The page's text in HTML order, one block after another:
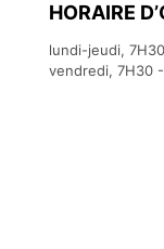
HORAIRE
lundi-jeudi,
vendredi, 7H30